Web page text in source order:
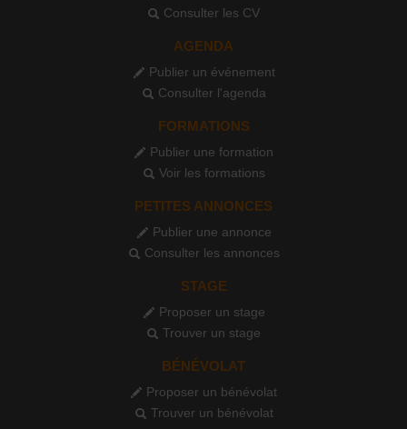
Consulter les CV
AGENDA
Publier un événement
Consulter l'agenda
FORMATIONS
Publier une formation
Voir les formations
PETITES ANNONCES
Publier une annonce
Consulter les annonces
STAGE
Proposer un stage
Trouver un stage
BÉNÉVOLAT
Proposer un bénévolat
Trouver un bénévolat